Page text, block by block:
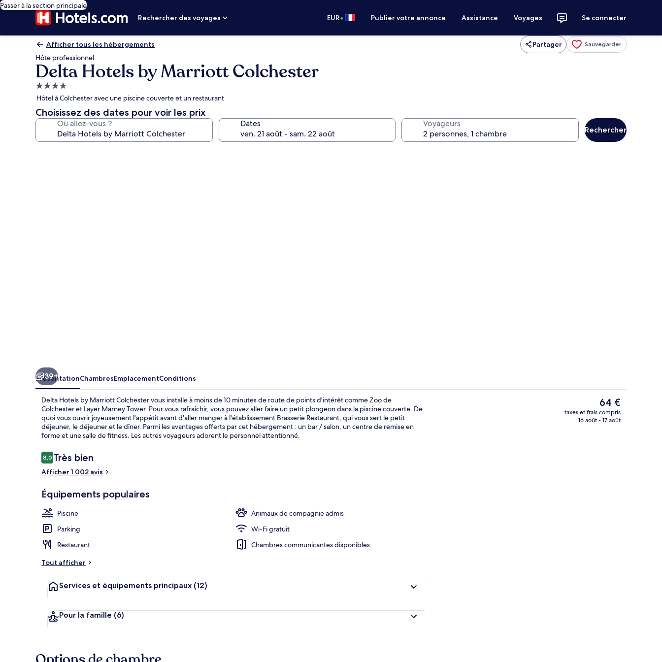
Passer à la section principale
Rechercher des voyages
EUR• Publier votre annonce Assistance Voyages Se connecter
Afficher tous les hébergements Partager Sauvegarder
Hôte professionnel
Delta Hotels by Marriott Colchester
Hébergement
4.0 étoiles
Hôtel à Colchester avec une piscine couverte et un restaurant
Choisissez des dates pour voir les prix
Où allez-vous ? Dates Voyageurs
Rechercher
Salle de remise en forme
39+
PrésentationChambresEmplacementConditions
Delta Hotels by Marriott Colchester vous installe à moins de 10 minutes de route de points d'intérêt comme Zoo de
Colchester et Layer Marney Tower. Pour vous rafraîchir, vous pouvez aller faire un petit plongeon dans la piscine couverte. De
quoi vous ouvrir joyeusement l'appétit avant d'aller manger à l'établissement Brasserie Restaurant, qui vous sert le petit
déjeuner, le déjeuner et le dîner. Parmi les avantages offerts par cet hébergement : un bar / salon, un centre de remise en
forme et une salle de fitness. Les autres voyageurs adorent le personnel attentionné.
Avis
voyageurs
8,08,0 sur 10
Très bien
Afficher 1 002 avis
Équipements populaires
Piscine
Animaux de compagnie admis
Parking
Wi-Fi gratuit
Restaurant
Chambres communicantes disponibles
Tout afficher
Services et équipements principaux (12)
Pour la famille (6)
Le
prix
actuel
64 €
taxes et frais compris
16 août - 17 août